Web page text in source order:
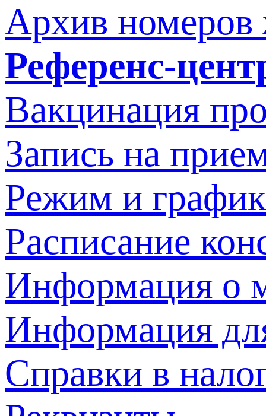
Архив номеров
Референс-
Вакцинация
Запись на
Режим и
Расписание
Информация о
Информация
Справки в